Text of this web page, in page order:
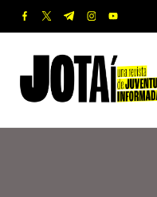
Saltar
contenido
facebook.com
twitter.com
t.me instagram.com
youtube.com
o
t
revista
de
Informada